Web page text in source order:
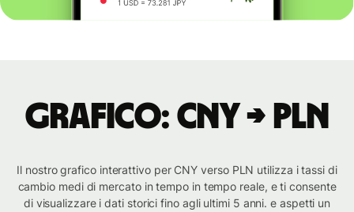
Grafico: CNY → PLN
Il nostro grafico interattivo per CNY verso PLN utilizza i tassi di
cambio medi di mercato in tempo in tempo reale, e ti consente
di visualizzare i dati storici fino agli ultimi 5 anni. e aspetti un